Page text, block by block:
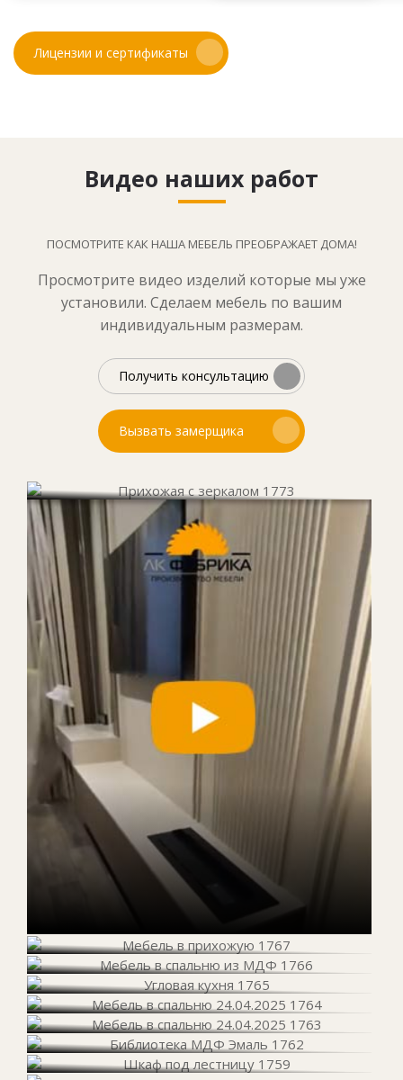
Лицензии и сертификаты
Видео наших работ
ПОСМОТРИТЕ КАК НАША МЕБЕЛЬ ПРЕОБРАЖАЕТ ДОМА!
Просмотрите видео изделий которые мы уже
установили. Сделаем мебель по вашим
индивидуальным размерам.
Получить консультацию
Вызвать замерщика